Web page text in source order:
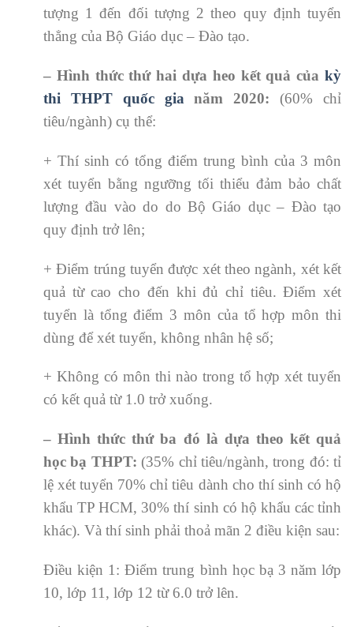
tượng 1 đến đối tượng 2 theo quy định tuyển
thẳng của Bộ Giáo dục – Đào tạo.
– Hình thức thứ hai dựa heo kết quả của kỳ
thi THPT quốc gia năm 2020: (60% chỉ
tiêu/ngành) cụ thể:
+ Thí sinh có tổng điểm trung bình của 3 môn
xét tuyển bằng ngưỡng tối thiểu đảm bảo chất
lượng đầu vào do do Bộ Giáo dục – Đào tạo
quy định trở lên;
+ Điểm trúng tuyển được xét theo ngành, xét kết
quả từ cao cho đến khi đủ chỉ tiêu. Điểm xét
tuyển là tổng điểm 3 môn của tổ hợp môn thi
dùng để xét tuyển, không nhân hệ số;
+ Không có môn thi nào trong tổ hợp xét tuyển
có kết quả từ 1.0 trở xuống.
– Hình thức thứ ba đó là dựa theo kết quả
học bạ THPT: (35% chỉ tiêu/ngành, trong đó: tỉ
lệ xét tuyển 70% chỉ tiêu dành cho thí sinh có hộ
khẩu TP HCM, 30% thí sinh có hộ khẩu các tỉnh
khác). Và thí sinh phải thoả mãn 2 điều kiện sau:
Điều kiện 1: Điểm trung bình học bạ 3 năm lớp
10, lớp 11, lớp 12 từ 6.0 trở lên.